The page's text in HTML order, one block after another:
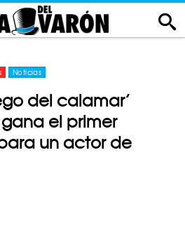
Noticias
del calamar’
el primer
un actor de